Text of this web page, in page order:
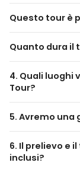
Questo tour è
Quanto dura il
4. Quali luoghi
Tour?
Città
Valle di Ihlara
5. Avremo
6. Il prelievo e
inclusi?